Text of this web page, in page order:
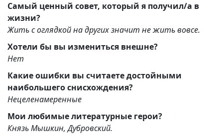
Самый ценный совет, который я получил/а в
жизни?
Жить с оглядкой на других значит не жить вовсе.
Хотели бы вы измениться внешне?
Нет
Какие ошибки вы считаете достойными
наибольшего снисхождения?
Нецеленамеренные
Мои любимые литературные герои?
Князь Мышкин, Дубровский.